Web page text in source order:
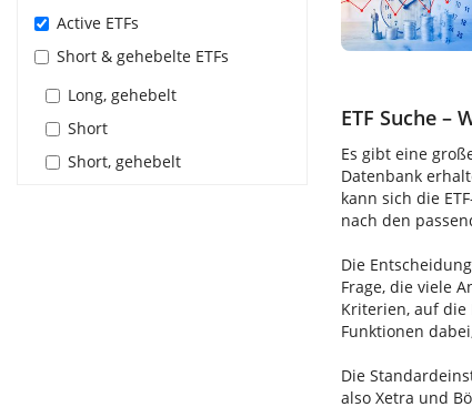
Active ETFs
Short & gehebelte ETFs
Long, gehebelt
Short
Short, gehebelt
ETF Suche –
Es gibt eine
Datenbank
kann sich die
nach den
Die
Frage, die viele
Kriterien, auf die
Funktionen
Die
also Xetra und